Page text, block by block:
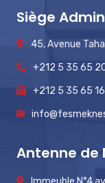
Siège
45, Avenue
+212 5 35 65
+212 5 35 65
Antenne de